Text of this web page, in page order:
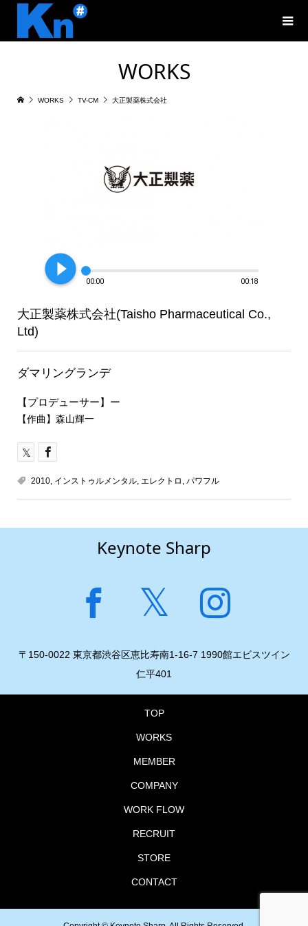
WORKS
WORKS TV-CM 大正製薬株式会社
play_circle_filled 00:00 00:18
大正製薬株式会社(Taisho Pharmaceutical Co.,
Ltd)
ダマリングランデ
【プロデューサー】ー
【作曲】森山輝一
2010, インストゥルメンタル, エレクトロ , パワフル
Keynote Sharp
〒150-0022 東京都渋谷区恵比寿南1-16-7 1990館エビスツイン
仁平401
TOP
WORKS
MEMBER
COMPANY
WORK FLOW
RECRUIT
STORE
CONTACT